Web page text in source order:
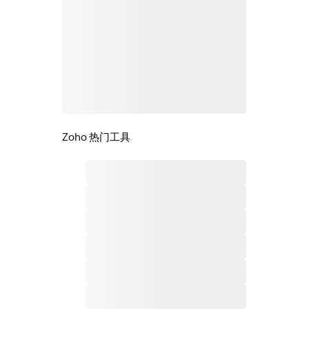
Zoho 热门工具